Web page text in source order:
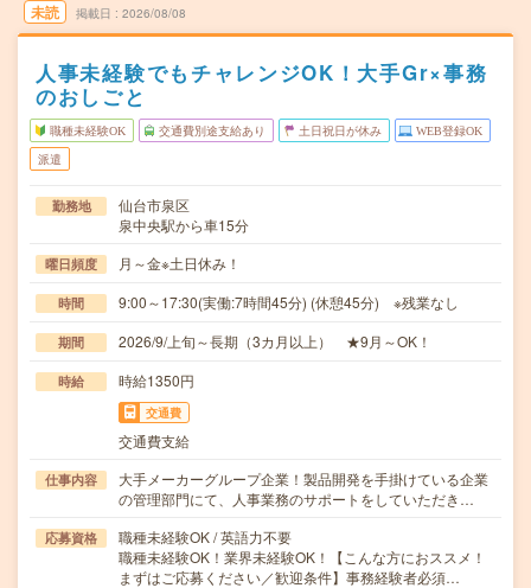
未読 掲載日 2026/08/08
人事未経験でもチャレンジOK！大手Gr×事務
のおしごと
職種未経験OK 交通費別途支給あり 土日祝日が休み WEB登録OK
派遣
勤務地
仙台市泉区
泉中央駅から車15分
曜日頻度 月～金※土日休み！
時間 9:00～17:30(実働:7時間45分) (休憩45分) ※残業なし
期間 2026/9/上旬～長期（3カ月以上） ★9月～OK！
時給 時給1350円
交通費
交通費支給
仕事内容
大手メーカーグループ企業！製品開発を手掛けている企業
の管理部門にて、人事業務のサポートをしていただき…
応募資格
職種未経験OK / 英語力不要
職種未経験OK！業界未経験OK！【こんな方におススメ！
まずはご応募ください／歓迎条件】事務経験者必須…